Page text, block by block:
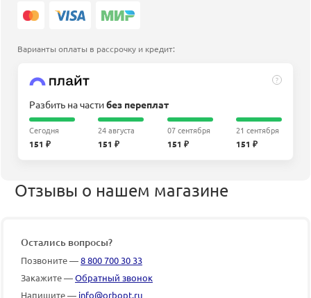
Варианты оплаты в рассрочку и кредит:
?
Разбить на частибез переплат
Сегодня
151 ₽
24 августа
151 ₽
07 сентября
151 ₽
21 сентября
151 ₽
Отзывы о нашем магазине
Остались вопросы?
Позвоните —8 800 700 30 33
Закажите —Обратный звонок
Напишите — info@orbopt.ru